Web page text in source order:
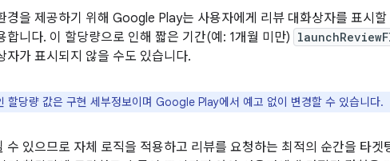
경을 제공하기 위해 Google Play는 사용자에게 리뷰 대화상자를 표시할
합니다. 이 할당량으로 인해 짧은 기간(예: 1개월 미만)
자가 표시되지 않을 수도 있습니다.
할당량 값은 구현 세부정보이며 Google Play에서 예고 없이 변경할 수 있습니다.
수 있으므로 자체 로직을 적용하고 리뷰를 요청하는 최적의 순간을 타겟